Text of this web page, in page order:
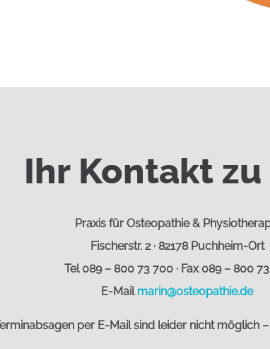
Ihr Kontakt zu
Praxis für Osteopathie &
Fischerstr. 2 · 82178 Puchheim-Ort
Tel 089 – 800 73 700 · Fax 089 – 800
E-Mail marin@osteopathie.de
per E-Mail sind leider nicht möglich